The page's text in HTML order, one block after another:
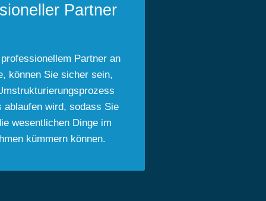
Partner
Partner an
können Sie sicher sein,
ablaufen wird, sodass Sie
wesentlichen Dinge im
kümmern können.